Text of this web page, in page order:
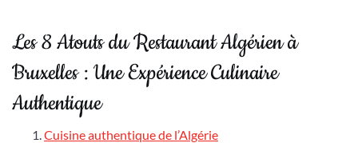
Les 8 Atouts du Restaurant Algérien à
Bruxelles : Une Expérience Culinaire
Authentique
Cuisine authentique de l’Algérie